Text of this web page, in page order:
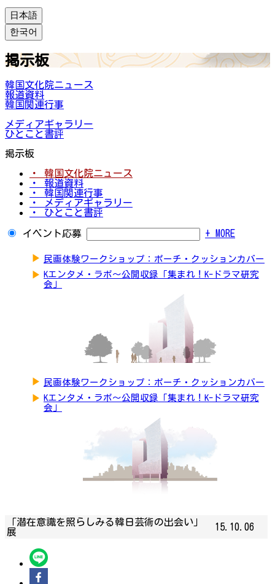
日本語
한국어
掲示板
韓国文化院ニュース
報道資料
韓国関連行事
メディアギャラリー
ひとこと書評
掲示板
・ 韓国文化院ニュース
・ 報道資料
・ 韓国関連行事
・ メディアギャラリー
・ ひとこと書評
イベント応募 + MORE
▶ 民画体験ワークショップ：ポーチ・クッションカバー
▶ Kエンタメ・ラボ～公開収録「集まれ！K-ドラマ研究
会」
▶ 民画体験ワークショップ：ポーチ・クッションカバー
▶ Kエンタメ・ラボ～公開収録「集まれ！K-ドラマ研究
会」
「潜在意識を照らしみる韓日芸術の出会い」
展
15.10.06